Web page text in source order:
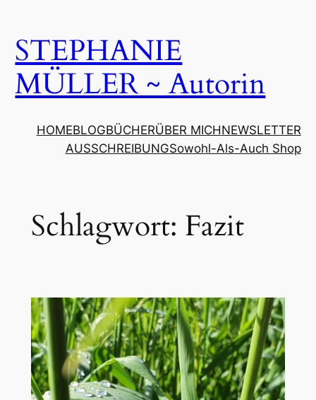
springen
STEPHANIE
MÜLLER ~ Autorin
HOMEBLOGBÜCHERÜBER MICHNEWSLETTER
AUSSCHREIBUNGSowohl-Als-Auch Shop
Schlagwort: Fazit